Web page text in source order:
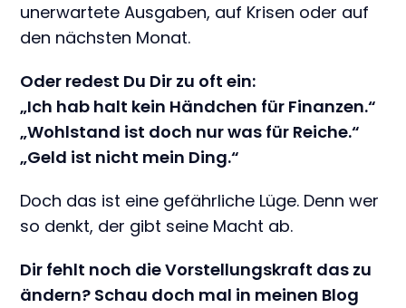
unerwartete Ausgaben, auf Krisen oder auf
den nächsten Monat.
Oder redest Du Dir zu oft ein:
„Ich hab halt kein Händchen für Finanzen.“
„Wohlstand ist doch nur was für Reiche.“
„Geld ist nicht mein Ding.“
Doch das ist eine gefährliche Lüge. Denn wer
so denkt, der gibt seine Macht ab.
Dir fehlt noch die Vorstellungskraft das zu
ändern? Schau doch mal in meinen Blog